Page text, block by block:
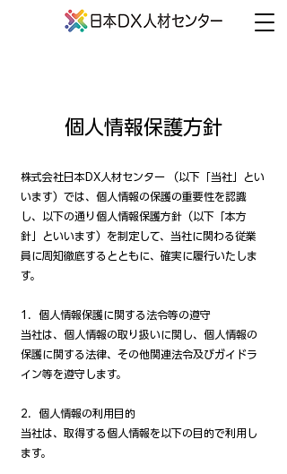
個人情報保護方針
株式会社日本DX人材センター （以下「当社」とい
います）では、個人情報の保護の重要性を認識
し、以下の通り個人情報保護方針（以下「本方
針」といいます）を制定して、当社に関わる従業
員に周知徹底するとともに、確実に履行いたしま
す。
1．個人情報保護に関する法令等の遵守
当社は、個人情報の取り扱いに関し、個人情報の
保護に関する法律、その他関連法令及びガイドラ
イン等を遵守します。
2．個人情報の利用目的
当社は、取得する個人情報を以下の目的で利用し
ます。